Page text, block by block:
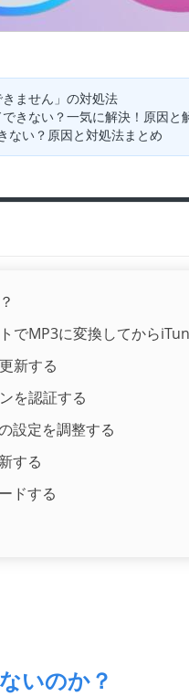
ません」の対処法
きない？一気に解決！原因と
ない？原因と対処法まとめ
でMP3に変換してから
新する
を認証する
設定を調整する
する
ドする
いのか？